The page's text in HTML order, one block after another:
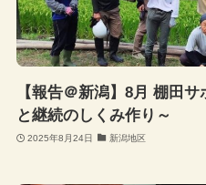
【報告＠新潟】8月 棚田
と継続のしくみ作り～
2025年8月24日 新潟地区